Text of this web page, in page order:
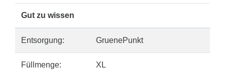
Gut zu wissen
Entsorgung: GruenePunkt
Füllmenge: XL